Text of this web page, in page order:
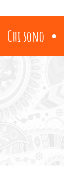
Chi sono